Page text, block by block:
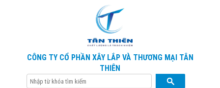
CÔNG TY CỔ PHẦN XÂY LẮP VÀ THƯƠNG MẠI TÂN
THIÊN